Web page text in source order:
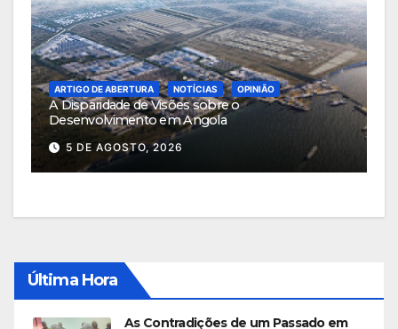
ARTIGO DE ABERTURA NOTÍCIAS OPINIÃO
A Disparidade de Visões sobre o
Desenvolvimento em Angola
5 DE AGOSTO, 2026
Última Hora
As Contradições de um Passado em